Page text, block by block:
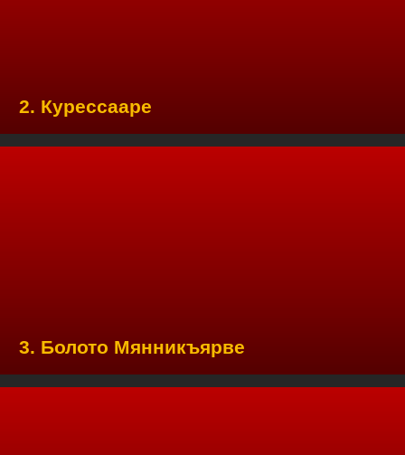
2. Курессааре
3. Болото Мянникъярве